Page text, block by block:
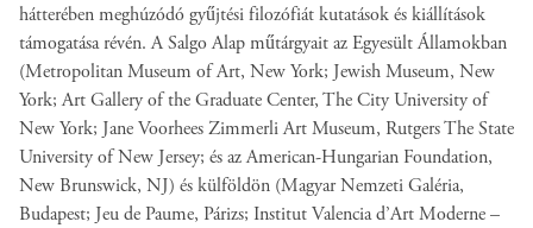
hátterében meghúzódó gyűjtési filozófiát kutatások és kiállítások
támogatása révén. A Salgo Alap műtárgyait az Egyesült Államokban
(Metropolitan Museum of Art, New York; Jewish Museum, New
York; Art Gallery of the Graduate Center, The City University of
New York; Jane Voorhees Zimmerli Art Museum, Rutgers The State
University of New Jersey; és az American-Hungarian Foundation,
New Brunswick, NJ) és külföldön (Magyar Nemzeti Galéria,
Budapest; Jeu de Paume, Párizs; Institut Valencia d’Art Moderne –